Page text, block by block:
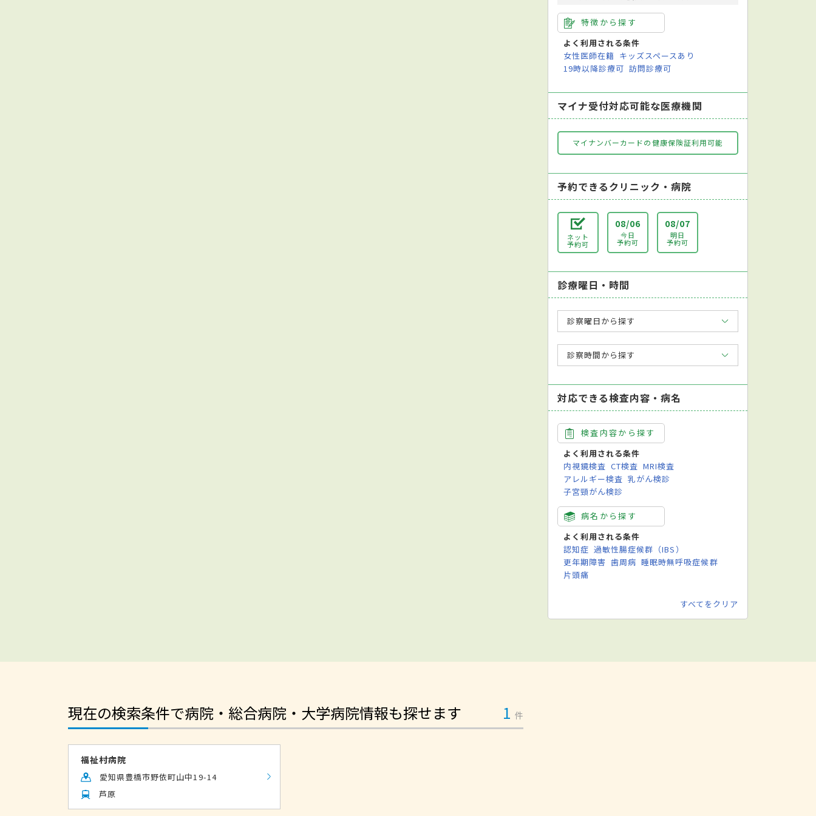
特徴から探す
よく利用される条件
女性医師在籍 キッズスペースあり
19時以降診療可 訪問診療可
マイナ受付対応可能な医療機関
マイナンバーカードの健康保険証利用可能
予約できるクリニック・病院
ネット
予約可
08/06
今日
予約可
08/07
明日
予約可
診療曜日・時間
診察曜日から探す
診察時間から探す
対応できる検査内容・病名
検査内容から探す
よく利用される条件
内視鏡検査 CT検査 MRI検査
アレルギー検査 乳がん検診
子宮頸がん検診
病名から探す
よく利用される条件
認知症 過敏性腸症候群（IBS）
更年期障害 歯周病 睡眠時無呼吸症候群
片頭痛
すべてをクリア
現在の検索条件で病院・総合病院・大学病院情報も探せます 1 件
福祉村病院
愛知県豊橋市野依町山中19-14
芦原